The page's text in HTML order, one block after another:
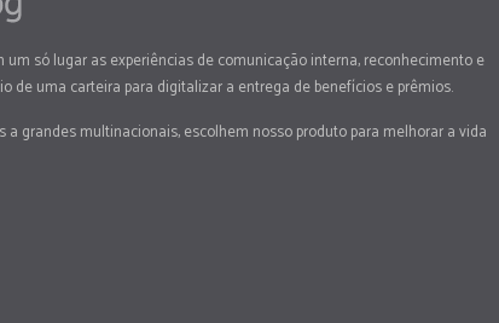
um só lugar as experiências de comunicação interna, reconhecimento e
de uma carteira para digitalizar a entrega de benefícios e prêmios.
a grandes multinacionais, escolhem nosso produto para melhorar a vida